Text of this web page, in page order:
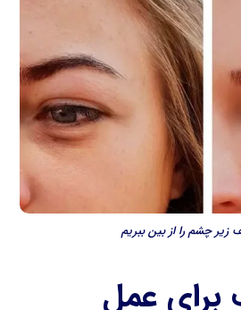
زیر چشم را از بین ببریم
عمل